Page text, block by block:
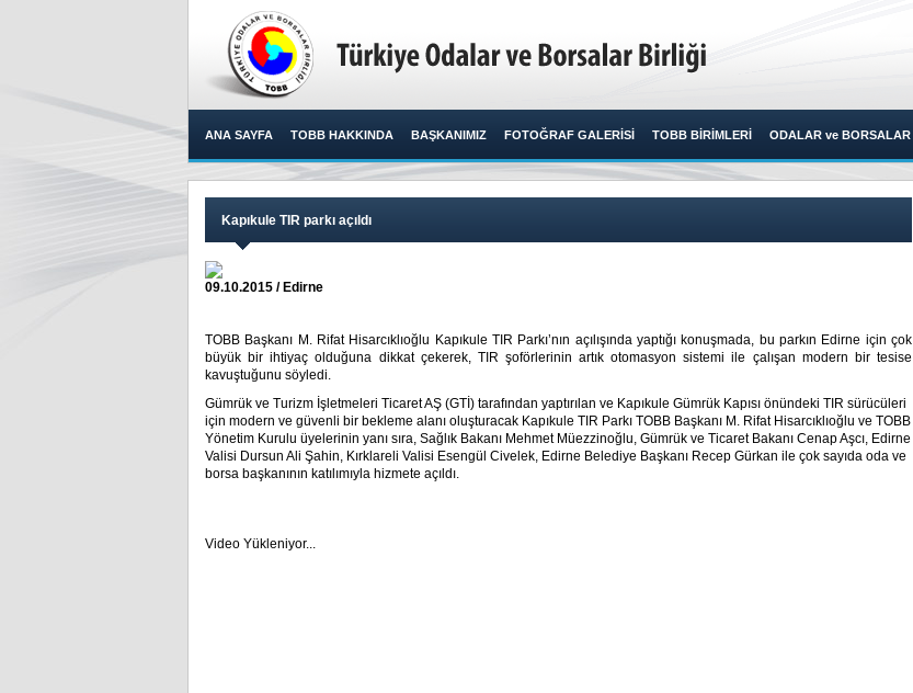
ANA SAYFA TOBB HAKKINDA BAŞKANIMIZ FOTOĞRAF GALERİSİ TOBB BİRİMLERİ ODALAR ve BORSALAR
Kapıkule TIR parkı açıldı
09.10.2015 / Edirne
TOBB Başkanı M. Rifat Hisarcıklıoğlu Kapıkule TIR Parkı’nın açılışında yaptığı konuşmada, bu parkın Edirne için çok
büyük bir ihtiyaç olduğuna dikkat çekerek, TIR şoförlerinin artık otomasyon sistemi ile çalışan modern bir tesise
kavuştuğunu söyledi.​
Gümrük ve Turizm İşletmeleri Ticaret AŞ (GTİ) tarafından yaptırılan ve Kapıkule Gümrük Kapısı önündeki TIR sürücüleri
için modern ve güvenli bir bekleme alanı oluşturacak Kapıkule TIR Parkı TOBB Başkanı M. Rifat Hisarcıklıoğlu ve TOBB
Yönetim Kurulu üyelerinin yanı sıra, Sağlık Bakanı Mehmet Müezzinoğlu, Gümrük ve Ticaret Bakanı Cenap Aşcı, Edirne
Valisi Dursun Ali Şahin, Kırklareli Valisi Esengül Civelek, Edirne Belediye Başkanı Recep Gürkan ile çok sayıda oda ve
borsa başkanının katılımıyla hizmete açıldı.
Video Yükleniyor...